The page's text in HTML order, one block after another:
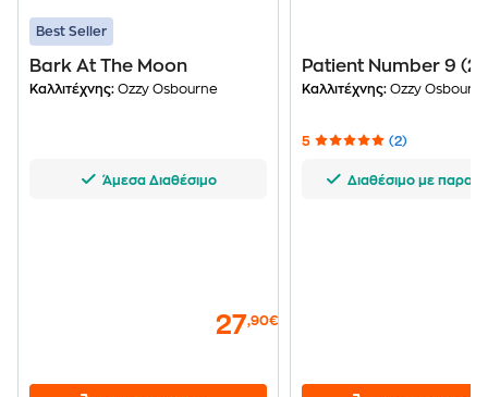
Best Seller
Bark At The Moon
Καλλιτέχνης: Ozzy Osbourne
Άμεσα Διαθέσιμο
27,90€
Patient Number 9
Καλλιτέχνης: Ozzy
5 (2)
Διαθέσιμο με